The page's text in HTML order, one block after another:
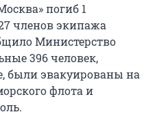
погиб 1
членов экипажа
Министерство
396 человек,
были эвакуированы на
флота и